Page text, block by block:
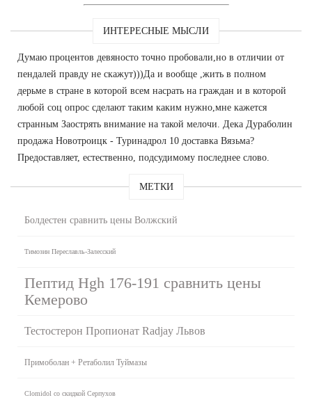
ИНТЕРЕСНЫЕ МЫСЛИ
Думаю процентов девяносто точно пробовали,но в отличии от
пендалей правду не скажут)))Да и вообще ,жить в полном
дерьме в стране в которой всем насрать на граждан и в которой
любой соц опрос сделают таким каким нужно,мне кажется
странным Заострять внимание на такой мелочи. Дека Дураболин
продажа Новотроицк - Туринадрол 10 доставка Вязьма?
Предоставляет, естественно, подсудимому последнее слово.
МЕТКИ
Болдестен сравнить цены Волжский
Tимозин Переславль-Залесский
Пептид Hgh 176-191 сравнить цены
Кемерово
Тестостерон Пропионат Radjay Львов
Примоболан + Ретаболил Туймазы
Clomidol со скидкой Серпухов